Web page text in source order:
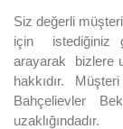
Siz değerli
için istediğiniz
arayarak bizlere
hakkıdır.
Bahçelievler
uzaklığındadır.